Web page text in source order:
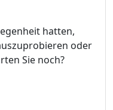
hatten,
oder
Sie noch?